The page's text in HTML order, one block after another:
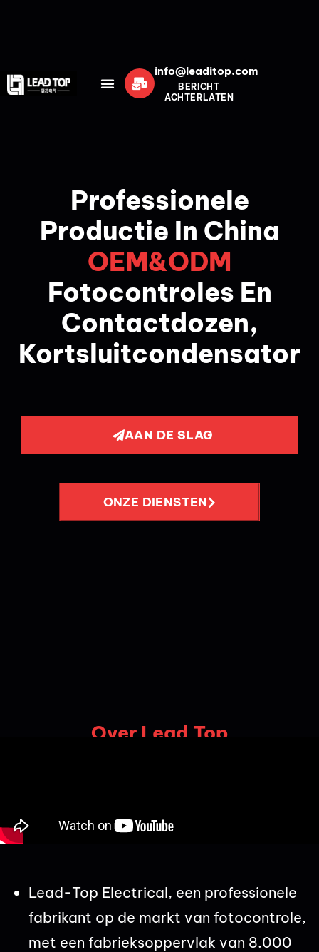
info@leaditop.com
BERICHT
ACHTERLATEN
Professionele
Productie In China
OEM&ODM
Fotocontroles En
Contactdozen,
Kortsluitcondensator
AAN DE SLAG
ONZE DIENSTEN
Over Lead Top
Lead-Top Electrical, een professionele
fabrikant op de markt van fotocontrole,
met een fabrieksoppervlak van 8.000